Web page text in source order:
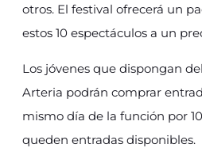
otros. El festival ofrecerá un
estos 10 espectáculos a un
Los jóvenes que dispongan
Arteria podrán comprar
mismo día de la función por
queden entradas disponibles.